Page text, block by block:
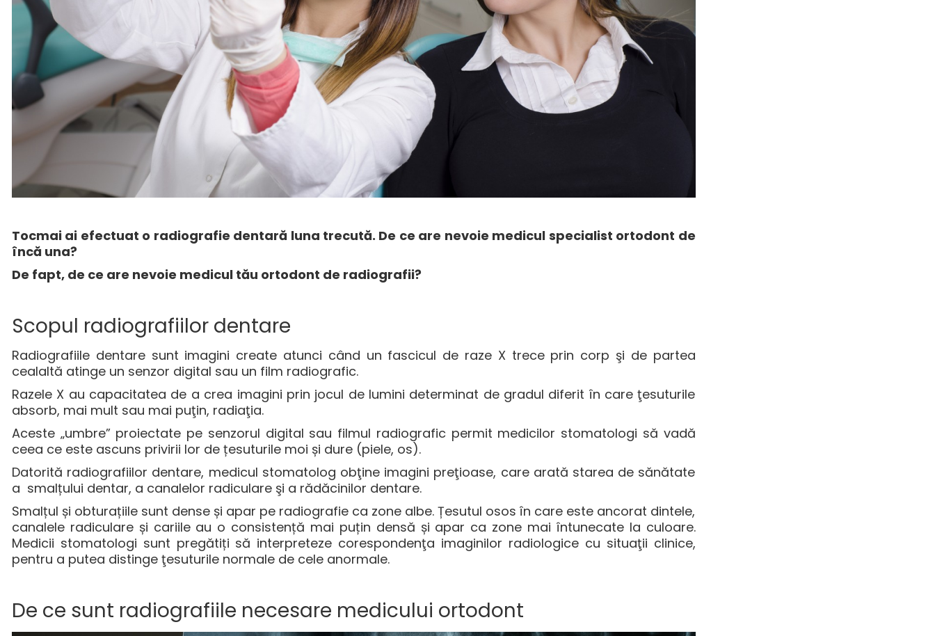
Tocmai ai efectuat o radiografie dentară luna trecută. De ce are nevoie medicul specialist ortodont de
încă una?
De fapt, de ce are nevoie medicul tău ortodont de radiografii?
Scopul radiografiilor dentare
Radiografiile dentare sunt imagini create atunci când un fascicul de raze X trece prin corp şi de partea
cealaltă atinge un senzor digital sau un film radiografic.
Razele X au capacitatea de a crea imagini prin jocul de lumini determinat de gradul diferit în care ţesuturile
absorb, mai mult sau mai puţin, radiaţia.
Aceste „umbre” proiectate pe senzorul digital sau filmul radiografic permit medicilor stomatologi să vadă
ceea ce este ascuns privirii lor de țesuturile moi și dure (piele, os).
Datorită radiografiilor dentare, medicul stomatolog obţine imagini preţioase, care arată starea de sănătate
a smalțului dentar, a canalelor radiculare şi a rădăcinilor dentare.
Smalțul și obturațiile sunt dense și apar pe radiografie ca zone albe. Țesutul osos în care este ancorat dintele,
canalele radiculare și cariile au o consistență mai puțin densă și apar ca zone mai întunecate la culoare.
Medicii stomatologi sunt pregătiți să interpreteze corespondenţa imaginilor radiologice cu situaţii clinice,
pentru a putea distinge ţesuturile normale de cele anormale.
De ce sunt radiografiile necesare medicului ortodont